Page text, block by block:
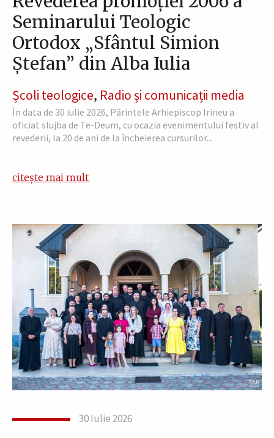
Seminarului Teologic
Ortodox „Sfântul Simion
Ștefan” din Alba Iulia
Școli teologice, Radio și comunicații media
În data de 30 iulie 2026, Părintele Arhiepiscop Irineu a
oficiat slujba de Te-Deum, cu ocazia evenimentului festiv al
revederii, la 20 de ani de la încheierea cursurilor...
citește mai mult
30 Iulie 2026